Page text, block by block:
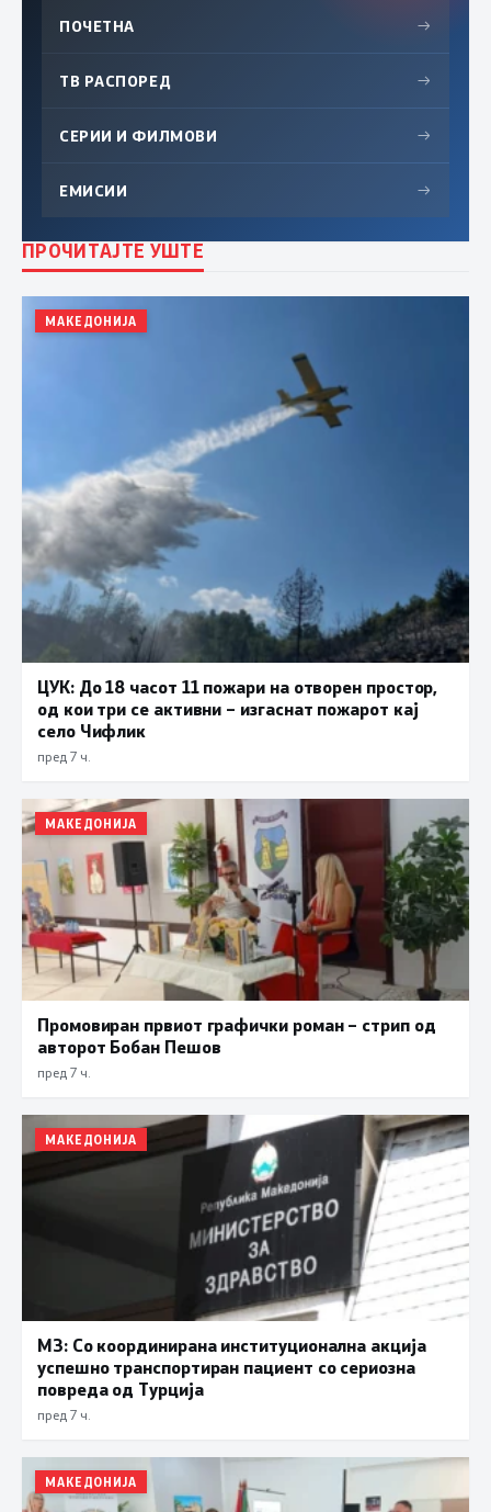
ПОЧЕТНА →
ТВ РАСПОРЕД →
СЕРИИ И ФИЛМОВИ →
ЕМИСИИ →
ПРОЧИТАЈТЕ УШТЕ
МАКЕДОНИЈА
ЦУК: До 18 часот 11 пожари на отворен простор,
од кои три се активни – изгаснат пожарот кај
село Чифлик
пред 7 ч.
МАКЕДОНИЈА
Промовиран првиот графички роман – стрип од
авторот Бобан Пешов
пред 7 ч.
МАКЕДОНИЈА
МЗ: Со координирана институционална акција
успешно транспортиран пациент со сериозна
повреда од Турција
пред 7 ч.
МАКЕДОНИЈА